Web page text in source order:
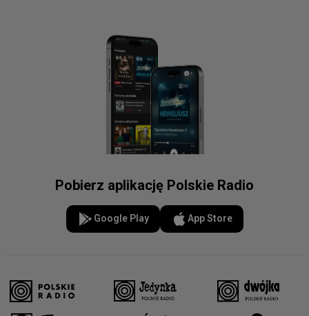
Pobierz aplikację Polskie Radio
Google Play App Store